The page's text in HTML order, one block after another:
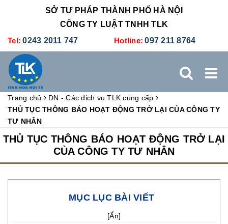
SỞ TƯ PHÁP THÀNH PHỐ HÀ NỘI
CÔNG TY LUẬT TNHH TLK
Tel: 0243 2011 747 Hotline: 097 211 8764
TRANG CHỦ GIỚI THIỆU DỊCH VỤ PHÁP LÝ
DỊCH VỤ KẾ TOÁN - THUẾ XÚC TIẾN THƯƠNG MẠI
Trang chủ
DN - Các dịch vụ TLK cung cấp
THỦ TỤC THÔNG BÁO HOẠT ĐỘNG TRỞ LẠI CỦA CÔNG TY
TƯ NHÂN
THỦ TỤC THÔNG BÁO HOẠT ĐỘNG TRỞ LẠI
CỦA CÔNG TY TƯ NHÂN
MỤC LỤC BÀI VIẾT
[Ẩn]